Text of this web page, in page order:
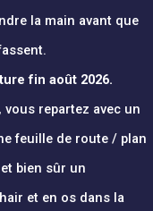
la main avant que
fin août 2026.
vous repartez avec un
feuille de route / plan
bien sûr un
et en os dans la